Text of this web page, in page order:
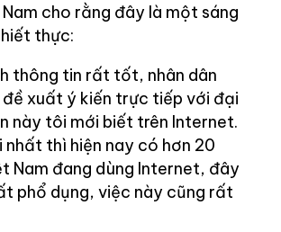
cho rằng đây là một sáng
thực:
thông tin rất tốt, nhân dân
xuất ý kiến trực tiếp với đại
này tôi mới biết trên Internet.
nhất thì hiện nay có hơn 20
Nam đang dùng Internet, đây
phổ dụng, việc này cũng rất